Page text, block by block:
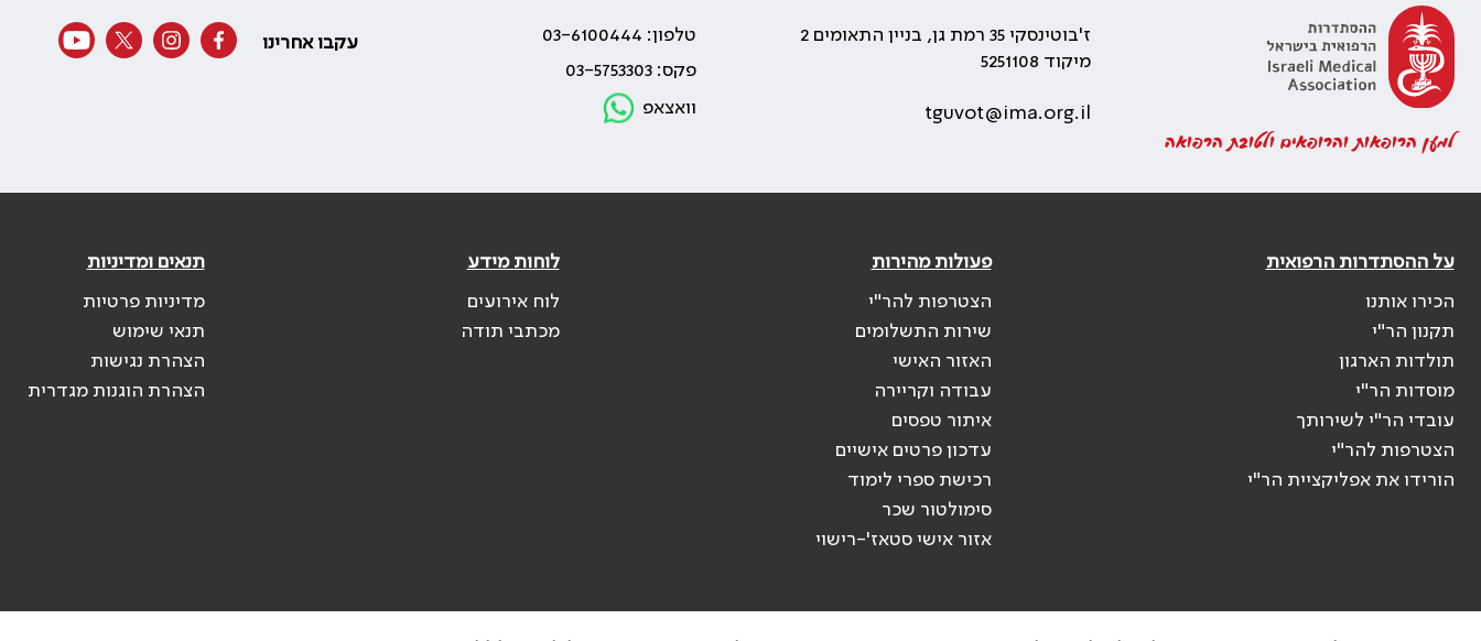
למען הרופאות והרופאים ולטובת הרפואה
ז'בוטינסקי 35 רמת גן, בניין התאומים 2
מיקוד 5251108
tguvot@ima.org.il
טלפון: 03-6100444
פקס: 03-5753303
וואצאפ
עקבו אחרינו
על ההסתדרות הרפואית
הכירו אותנו
תקנון הר"י
תולדות הארגון
מוסדות הר"י
עובדי הר"י לשירותך
הצטרפות להר"י
הורידו את אפליקציית הר"י
פעולות מהירות
הצטרפות להר"י
שירות התשלומים
האזור האישי
עבודה וקריירה
איתור טפסים
עדכון פרטים אישיים
רכישת ספרי לימוד
סימולטור שכר
אזור אישי סטאז'-רישוי
לוחות מידע
לוח אירועים
מכתבי תודה
תנאים ומדיניות
מדיניות פרטיות
תנאי שימוש
הצהרת נגישות
הצהרת הוגנות מגדרית